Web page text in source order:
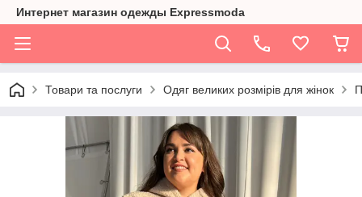
Интернет магазин одежды Expressmoda
Товари та послуги Одяг великих розмірів для жінок